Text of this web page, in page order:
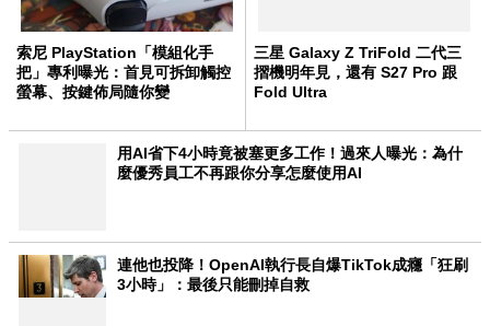
索尼 PlayStation「模組化手
把」專利曝光：首見可拆卸觸控
螢幕、按鍵佈局隨你變
三星 Galaxy Z TriFold 二代三
摺機明年見，還有 S27 Pro 跟
Fold Ultra
用AI省下4小時竟被塞更多工作！過來人曝光：為什
麼優秀員工不再跟你分享怎麼使用AI
連他也投降！OpenAI執行長自爆TikTok成癮「狂刷
3小時」：最後只能刪掉自救